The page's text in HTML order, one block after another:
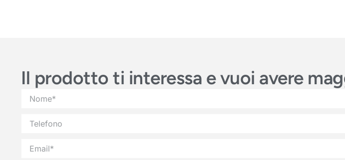
Il prodotto ti interessa e vuoi avere